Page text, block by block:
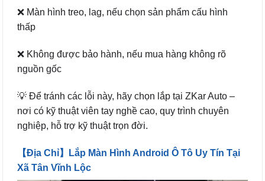
❌ Màn hình treo, lag, nếu chọn sản phẩm cấu hình
thấp
❌ Không được bảo hành, nếu mua hàng không rõ
nguồn gốc
💡 Để tránh các lỗi này, hãy chọn lắp tại ZKar Auto –
nơi có kỹ thuật viên tay nghề cao, quy trình chuyên
nghiệp, hỗ trợ kỹ thuật trọn đời.
【Địa Chỉ】Lắp Màn Hình Android Ô Tô Uy Tín Tại
Xã Tân Vĩnh Lộc